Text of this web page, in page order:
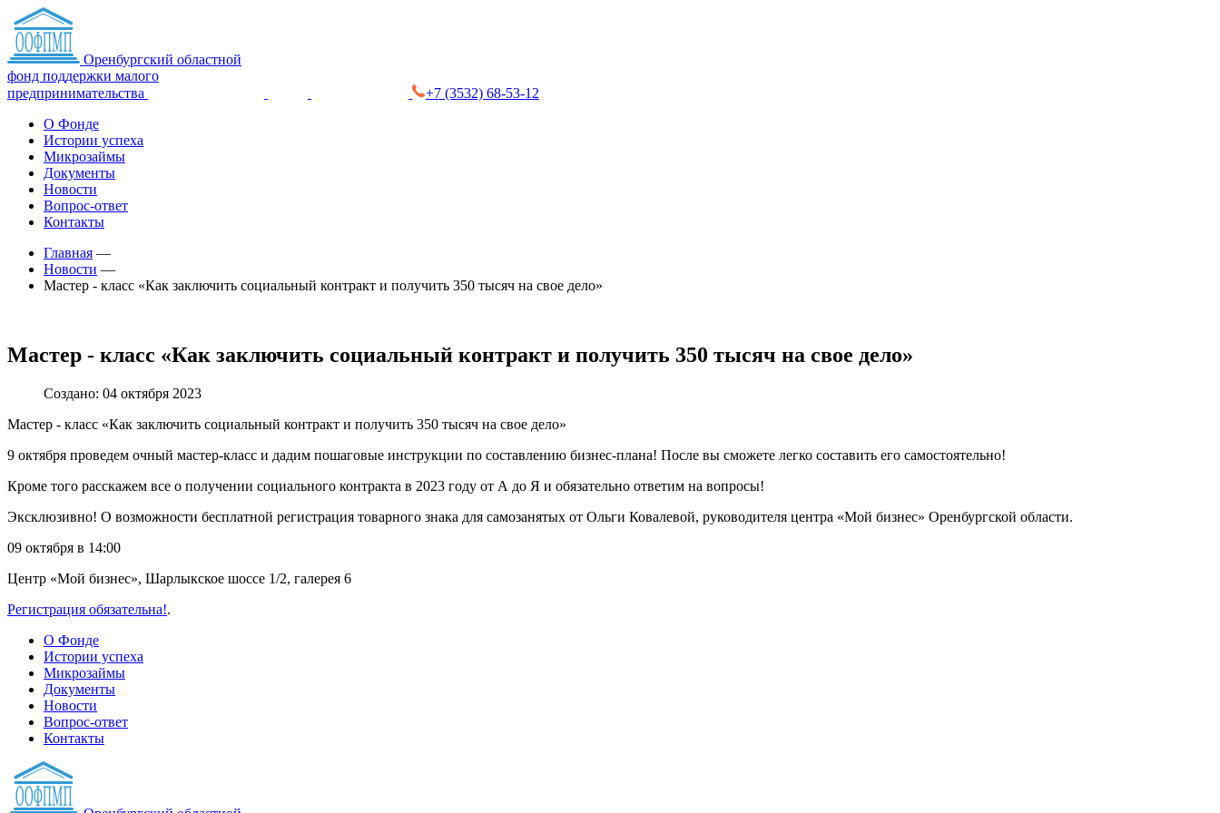
Оренбургский областной
фонд поддержки малого
предпринимательства
+7 (3532) 68-53-12
О Фонде
Истории успеха
Микрозаймы
Документы
Новости
Вопрос-ответ
Контакты
Главная —
Новости —
Мастер - класс «Как заключить социальный контракт и получить 350 тысяч на свое дело»
Мастер - класс «Как заключить социальный контракт и получить 350 тысяч на свое дело»
Создано: 04 октября 2023
Мастер - класс «Как заключить социальный контракт и получить 350 тысяч на свое дело»
9 октября проведем очный мастер-класс и дадим пошаговые инструкции по составлению бизнес-плана! После вы сможете легко составить его самостоятельно!
Кроме того расскажем все о получении социального контракта в 2023 году от А до Я и обязательно ответим на вопросы!
Эксклюзивно! О возможности бесплатной регистрация товарного знака для самозанятых от Ольги Ковалевой, руководителя центра «Мой бизнес» Оренбургской области.
09 октября в 14:00
Центр «Мой бизнес», Шарлыкское шоссе 1/2, галерея 6
Регистрация обязательна!.
О Фонде
Истории успеха
Микрозаймы
Документы
Новости
Вопрос-ответ
Контакты